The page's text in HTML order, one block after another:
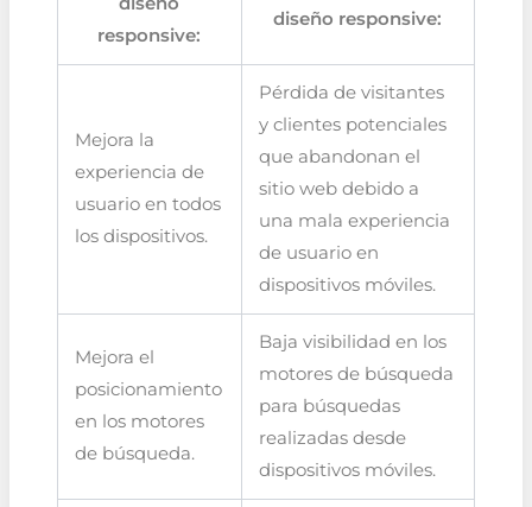
responsive:
diseño responsive:
Mejora la
experiencia de
usuario en todos
los dispositivos.
Pérdida de visitantes
y clientes potenciales
que abandonan el
sitio web debido a
una mala experiencia
de usuario en
dispositivos móviles.
Mejora el
posicionamiento
en los motores
de búsqueda.
Baja visibilidad en los
motores de búsqueda
para búsquedas
realizadas desde
dispositivos móviles.